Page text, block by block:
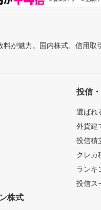
が魅力。国内株式、信用取
株式
投信
選ばれ
外貨建
投信積
クレカ
ランキ
投信ス